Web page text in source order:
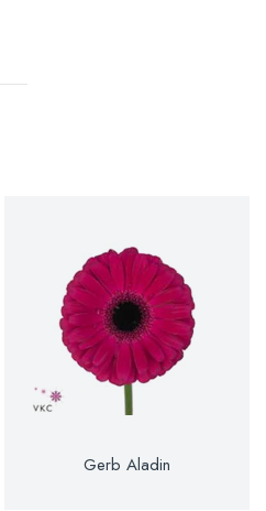
Gerb Aladin